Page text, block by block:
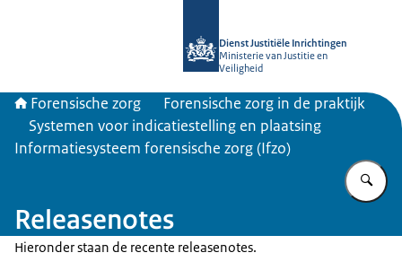
Dienst Justitiële Inrichtingen
Ministerie van Justitie en
Veiligheid
Forensische zorg
Forensische zorg in de praktijk
Systemen voor indicatiestelling en plaatsing
Informatiesysteem forensische zorg (Ifzo)
Releasenotes
Hieronder staan de recente releasenotes.